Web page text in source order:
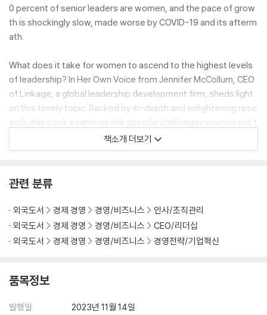
0 percent of senior leaders are women, and the pace of grow
th is shockingly slow, made worse by COVID-19 and its afterm
ath.
What does it take for women to ascend to the highest levels
of leadership? In Her Own Voice from Jennifer McCollum, CEO
of Linkage, a global leadership development firm, sheds light
on this timely topic. Backed by in-depth and enlightening rese
arch, this book examines the specific challenges women still f
ace in the workplace. Whether we’re contending with our own
inner critic, being expected to prove our value time and again,
urselves, women today still have unique obstacles as we adv
In Her Own Voice outlines how readers can overcome these o
bstacles, with key competencies and action steps such as qui
and infused with compelling real-life stories, it’s a blueprint fo
g women back at any stage of their careers.
책소개 더보기
관련 분류
외국도서 경제 경영 경영/비즈니스
인사/조직관리
외국도서
경제 경영 경영/비즈니스
CEO/리더십
외국도서
경제 경영 경영/비즈니스 경영전략/기업혁신
품목정보
발행일
2023년 11월 14일